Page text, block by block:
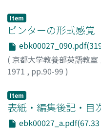
Item
ピンターの形式感覚
( 京都大学教養部英語教室
1971 , pp.90-99 )
Item
表紙・編集後記・目
ebk00027_a.pdf(67.33